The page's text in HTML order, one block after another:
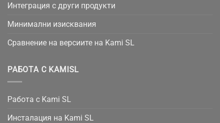
Интеграция с други продукти
Минимални изисквания
Сравнение на версиите на Kami SL
РАБОТА С KAMISL
Работа с Kami SL
Инсталация на Kami SL